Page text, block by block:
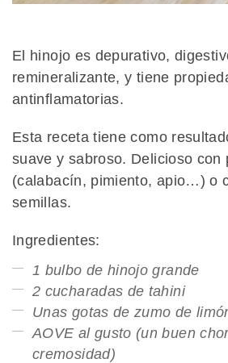
El hinojo es depurativo,
remineralizante, y tiene
antinflamatorias.
Esta receta tiene como
suave y sabroso. Delicioso con
(calabacín, pimiento, apio…) o
semillas.
Ingredientes:
1 bulbo de hinojo grande
2 cucharadas de tahini
Unas gotas de zumo de
AOVE al gusto (un buen
cremosidad)